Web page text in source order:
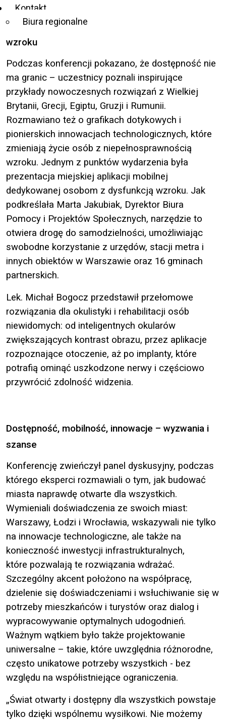
Kontakt
Biura regionalne
Przełomowe rozwiązania dla osób z dysfunkcją
wzroku
Podczas konferencji pokazano, że dostępność nie
ma granic – uczestnicy poznali inspirujące
przykłady nowoczesnych rozwiązań z Wielkiej
Brytanii, Grecji, Egiptu, Gruzji i Rumunii.
Rozmawiano też o grafikach dotykowych i
pionierskich innowacjach technologicznych, które
zmieniają życie osób z niepełnosprawnością
wzroku. Jednym z punktów wydarzenia była
prezentacja miejskiej aplikacji mobilnej
dedykowanej osobom z dysfunkcją wzroku. Jak
podkreślała Marta Jakubiak, Dyrektor Biura
Pomocy i Projektów Społecznych, narzędzie to
otwiera drogę do samodzielności, umożliwiając
swobodne korzystanie z urzędów, stacji metra i
innych obiektów w Warszawie oraz 16 gminach
partnerskich.
Lek. Michał Bogocz przedstawił przełomowe
rozwiązania dla okulistyki i rehabilitacji osób
niewidomych: od inteligentnych okularów
zwiększających kontrast obrazu, przez aplikacje
rozpoznające otoczenie, aż po implanty, które
potrafią ominąć uszkodzone nerwy i częściowo
przywrócić zdolność widzenia.
Dostępność, mobilność, innowacje – wyzwania i
szanse
Konferencję zwieńczył panel dyskusyjny, podczas
którego eksperci rozmawiali o tym, jak budować
miasta naprawdę otwarte dla wszystkich.
Wymieniali doświadczenia ze swoich miast:
Warszawy, Łodzi i Wrocławia, wskazywali nie tylko
na innowacje technologiczne, ale także na
konieczność inwestycji infrastrukturalnych,
które pozwalają te rozwiązania wdrażać.
Szczególny akcent położono na współpracę,
dzielenie się doświadczeniami i wsłuchiwanie się w
potrzeby mieszkańców i turystów oraz dialog i
wypracowywanie optymalnych udogodnień.
Ważnym wątkiem było także projektowanie
uniwersalne – takie, które uwzględnia różnorodne,
często unikatowe potrzeby wszystkich - bez
względu na współistniejące ograniczenia.
„Świat otwarty i dostępny dla wszystkich powstaje
tylko dzięki wspólnemu wysiłkowi. Nie możemy